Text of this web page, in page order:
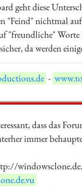
geht diese
"Feind" nichtmal
"freundliche" Worte
da werden
-
dass das
immer